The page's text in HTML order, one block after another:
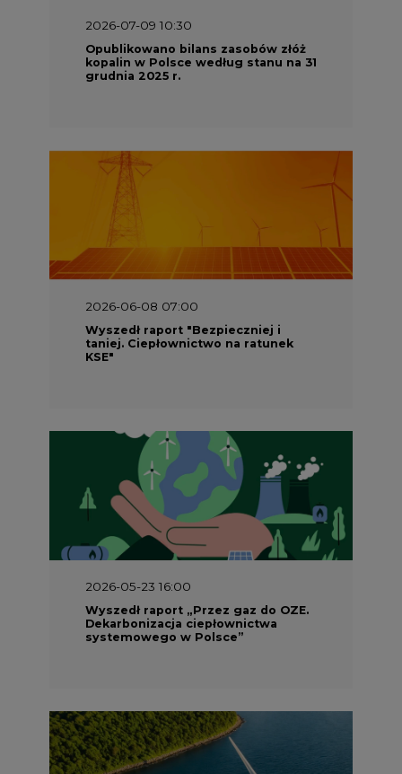
2026-07-09 10:30
Opublikowano bilans zasobów złóż
kopalin w Polsce według stanu na 31
grudnia 2025 r.
2026-06-08 07:00
Wyszedł raport "Bezpieczniej i
taniej. Ciepłownictwo na ratunek
KSE"
2026-05-23 16:00
Wyszedł raport „Przez gaz do OZE.
Dekarbonizacja ciepłownictwa
systemowego w Polsce”